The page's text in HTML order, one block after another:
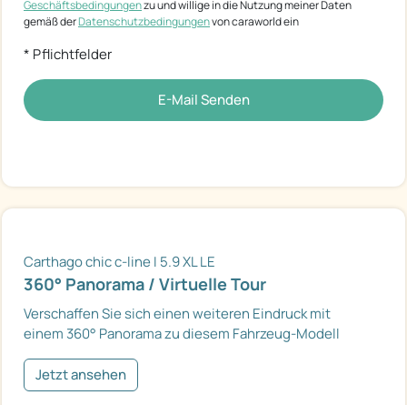
Geschäftsbedingungenzu und willige in die Nutzung meiner Daten
gemäß derDatenschutzbedingungenvon caraworld ein
* Pflichtfelder
E-Mail Senden
Carthago chic c-line I 5.9 XL LE
360° Panorama / Virtuelle Tour
Verschaffen Sie sich einen weiteren Eindruck mit
einem 360° Panorama zu diesem Fahrzeug-Modell
Jetzt ansehen